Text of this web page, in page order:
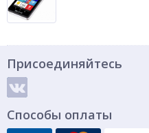
Присоединяйтесь
Способы оплаты